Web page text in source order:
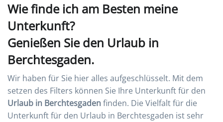
Wie finde ich am Besten meine
Unterkunft?
Genießen Sie den Urlaub in
Berchtesgaden.
Wir haben für Sie hier alles aufgeschlüsselt. Mit dem
setzen des Filters können Sie Ihre Unterkunft für den
Urlaub in Berchtesgadenfinden. Die Vielfalt für die
Unterkunft für den Urlaub in Berchtesgaden ist sehr